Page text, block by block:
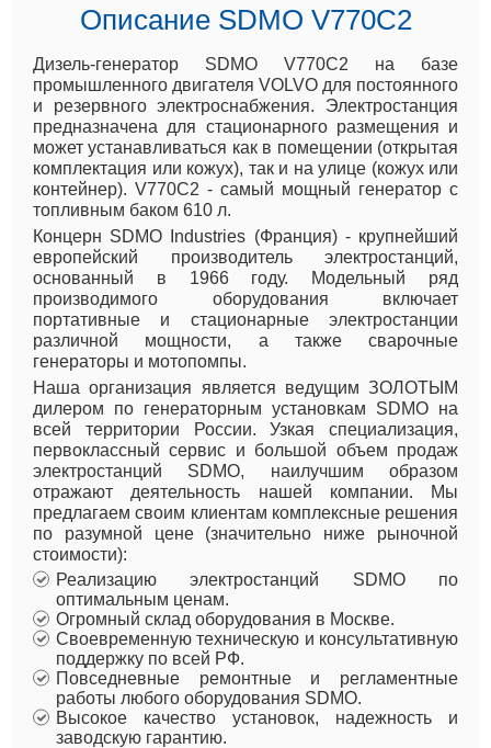
Описание SDMO V770C2
Дизель-генератор SDMO V770C2 на базе
промышленного двигателя VOLVO для постоянного
и резервного электроснабжения. Электростанция
предназначена для стационарного размещения и
может устанавливаться как в помещении (открытая
комплектация или кожух), так и на улице (кожух или
контейнер). V770C2 - самый мощный генератор с
топливным баком 610 л.
Концерн SDMO Industries (Франция) - крупнейший
европейский производитель электростанций,
основанный в 1966 году. Модельный ряд
производимого оборудования включает
портативные и стационарные электростанции
различной мощности, а также сварочные
генераторы и мотопомпы.
Наша организация является ведущим ЗОЛОТЫМ
дилером по генераторным установкам SDMO на
всей территории России. Узкая специализация,
первоклассный сервис и большой объем продаж
электростанций SDMO, наилучшим образом
отражают деятельность нашей компании. Мы
предлагаем своим клиентам комплексные решения
по разумной цене (значительно ниже рыночной
стоимости):
Реализацию электростанций SDMO по
оптимальным ценам.
Огромный склад оборудования в Москве.
Своевременную техническую и консультативную
поддержку по всей РФ.
Повседневные ремонтные и регламентные
работы любого оборудования SDMO.
Высокое качество установок, надежность и
заводскую гарантию.